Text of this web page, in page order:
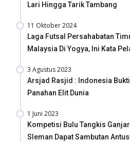
Lari Hingga Tarik Tambang
11 Oktober 2024
Laga Futsal Persahabatan
Malaysia Di Yogya, Ini Kata
3 Agustus 2023
Arsjad Rasjid : Indonesia
Panahan Elit Dunia
1 Juni 2023
Kompetisi Bulu Tangkis
Sleman Dapat Sambutan